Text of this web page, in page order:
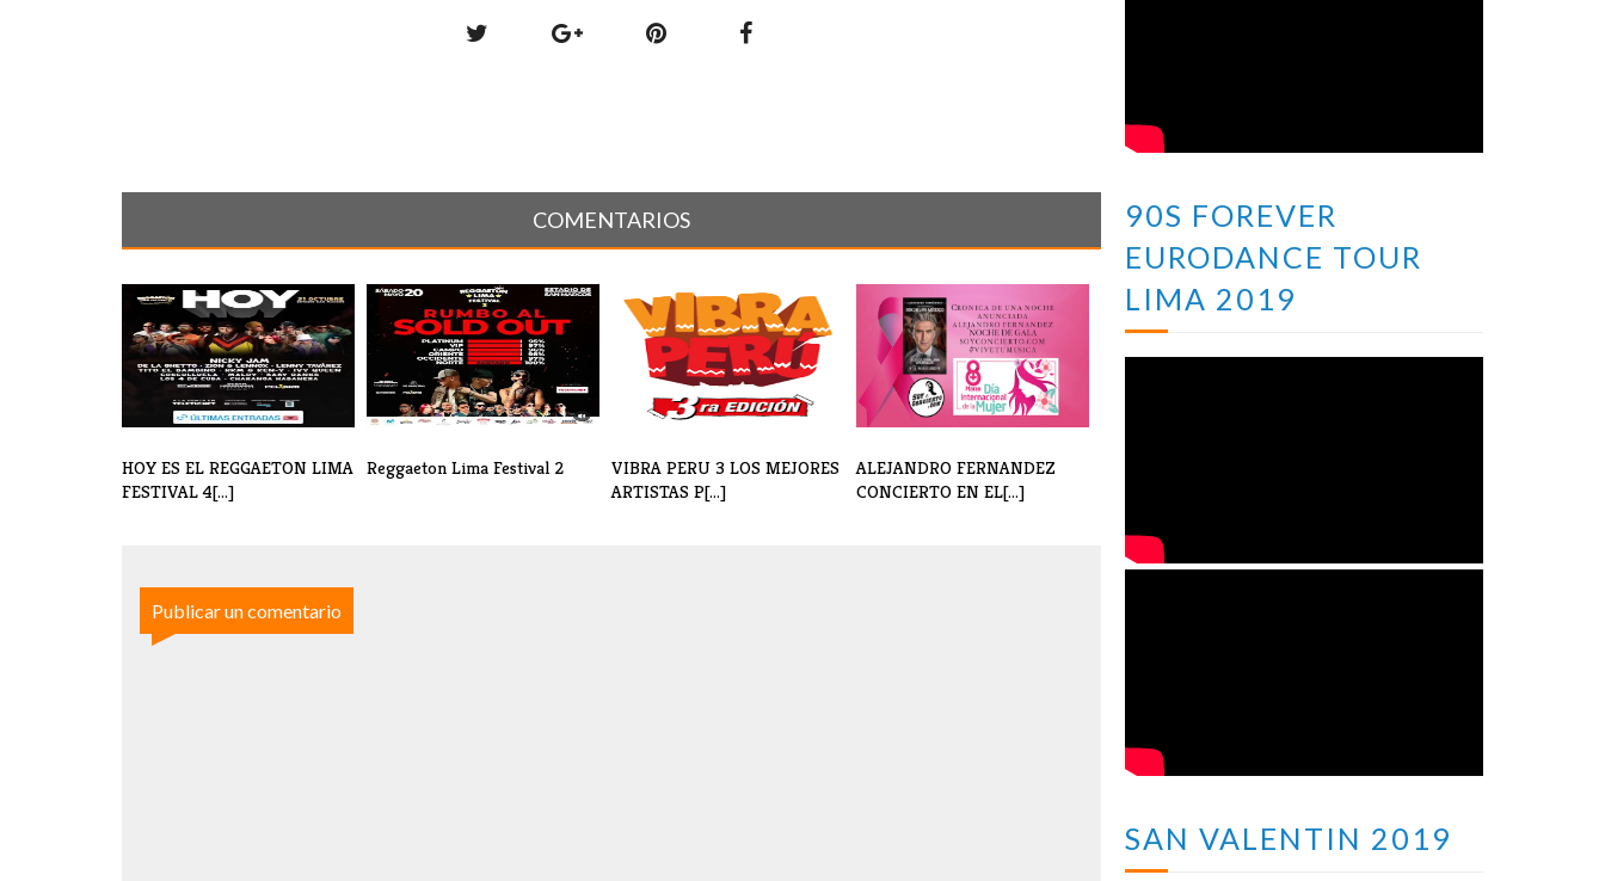
COMENTARIOS
HOY ES EL REGGAETON LIMA
FESTIVAL 4[...]
Reggaeton Lima Festival 2
VIBRA PERU 3 LOS MEJORES
ARTISTAS P[...]
ALEJANDRO FERNANDEZ
CONCIERTO EN EL[...]
Publicar un comentario
90S FOREVER
EURODANCE TOUR
LIMA 2019
SAN VALENTIN 2019